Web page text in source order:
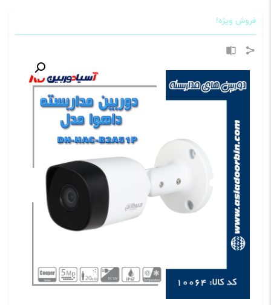
فروش ویژه!